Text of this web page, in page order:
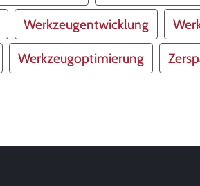
Werkzeugentwicklung
Werkzeugoptimierung